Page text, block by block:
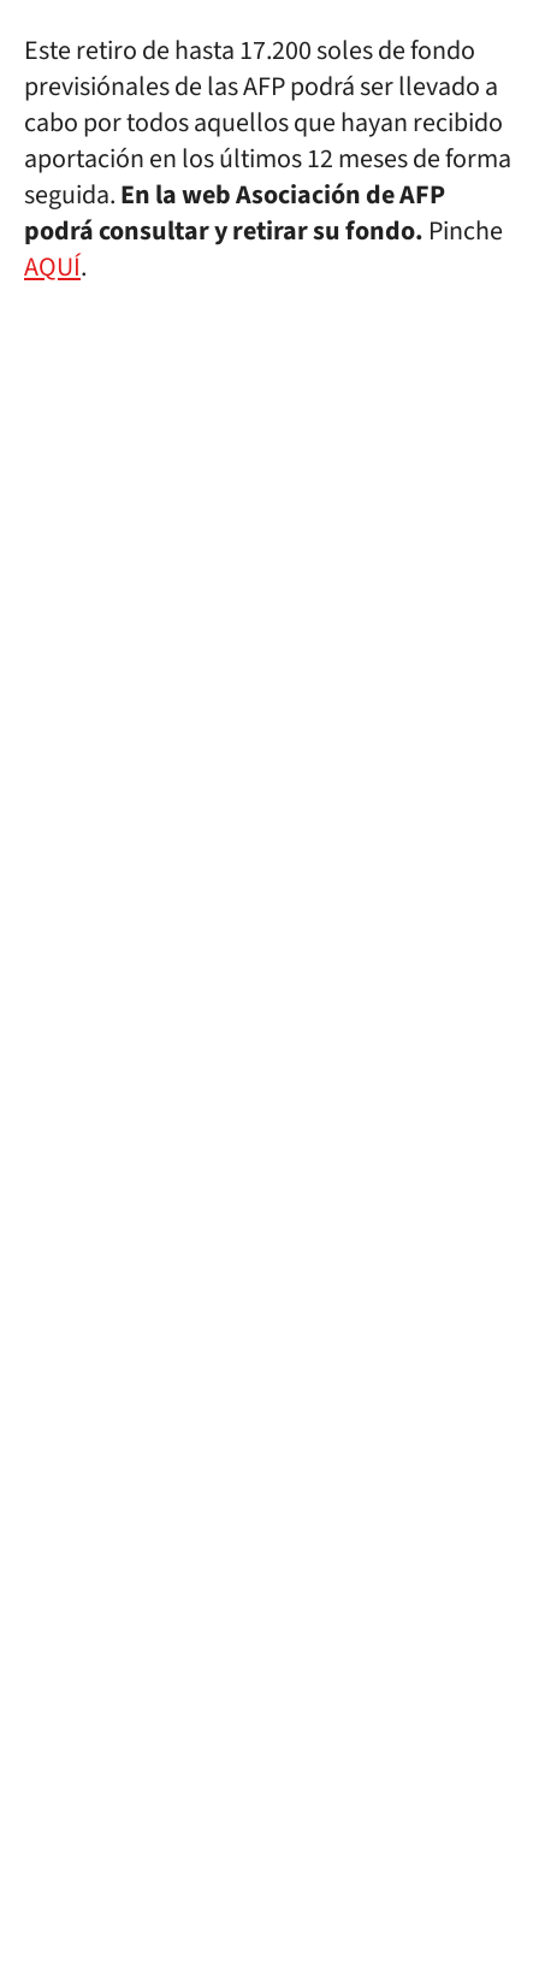
Este retiro de hasta 17.200 soles de fondo
previsiónales de las AFP podrá ser llevado a
cabo por todos aquellos que hayan recibido
aportación en los últimos 12 meses de forma
seguida.En la web Asociación de AFP
podrá consultar y retirar su fondo. Pinche
AQUÍ.